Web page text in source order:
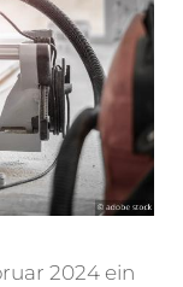
2024 ein